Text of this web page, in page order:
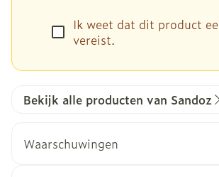
Ik weet dat dit product
vereist.
Bekijk alle producten van Sandoz
Waarschuwingen